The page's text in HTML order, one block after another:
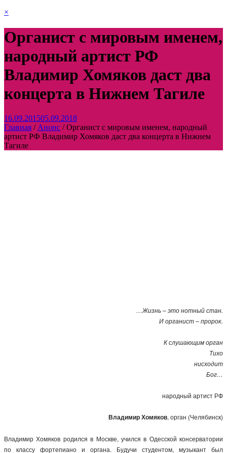
×
Органист с мировым именем,
народный артист РФ
Владимир Хомяков даст два
концерта в Нижнем Тагиле
16.09.201505.09.2018
Главная / Анонс /Органист с мировым именем, народный
артист РФ Владимир Хомяков даст два концерта в Нижнем
Тагиле
…Жизнь – это нотный стан.
И органист – пророк.
К слушающим орган
Тихо
нисходит
Бог…
народный артист РФ
Владимир Хомяков, орган (Челябинск)
Владимир Хомяков родился в Москве, учился в Одесской консерватории
по классу фортепиано и органа. Будучи студентом, музыкант был